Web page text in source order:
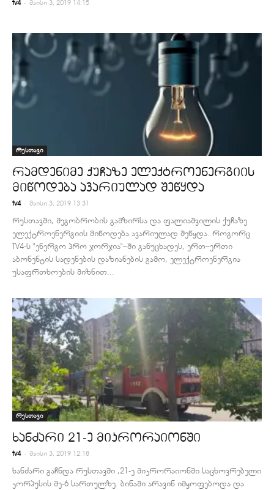
tv4 - მაისი 3, 2019 14:15
რუსთავი
რამდენიმე ქუჩაზე ელექტროენერგიის
მიწოდება ავარიულად შეწყდა
tv4 - მაისი 3, 2019 13:31
რუსთავში, მეგობრობის გამზირსა და ფალიაშვილის ქუჩაზე
ელექტროენერგიის მიწოდება ავარიულად შეწყდა. როგორც
TV4-ს "ენერგო პრო ჯორჯია"–ში განუცხადეს, ერთ–ერთი
აბონენტის სადენების დაზიანების გამო, ელექტროენერგია
უსაფრთხოების მიზნით...
რუსთავი
ხანძარი 21-ე მიკრორაიონში
tv4 - მაისი 3, 2019 12:18
ხანძარი გაჩნდა რუსთავში ,21-ე მიკრორაიონში საცხოვრებელი
კორპუსის მე-6 სართულზე. ბინაში არავინ იმყოფებოდა და